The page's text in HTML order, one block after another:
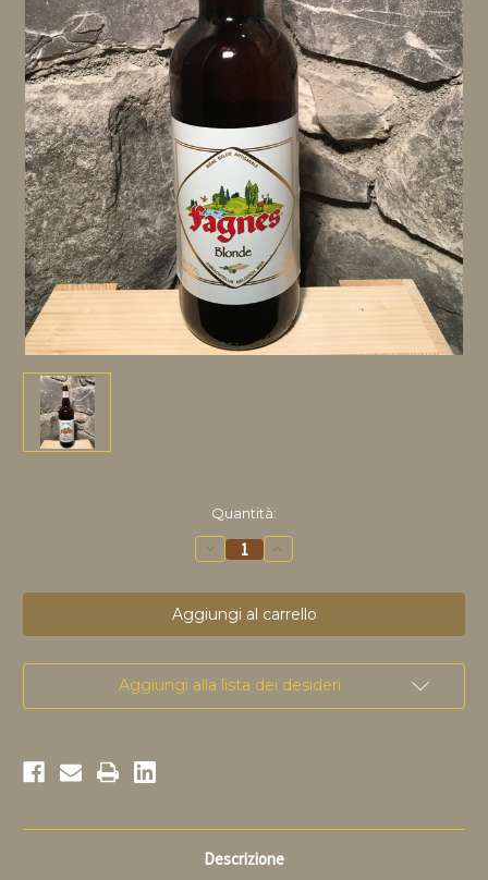
Quantità:
Riduci
la
di
Fagnes
blonde
75cl
Aumenta
la
di
Fagnes
blonde
75cl
Aggiungi alla lista dei desideri
Descrizione